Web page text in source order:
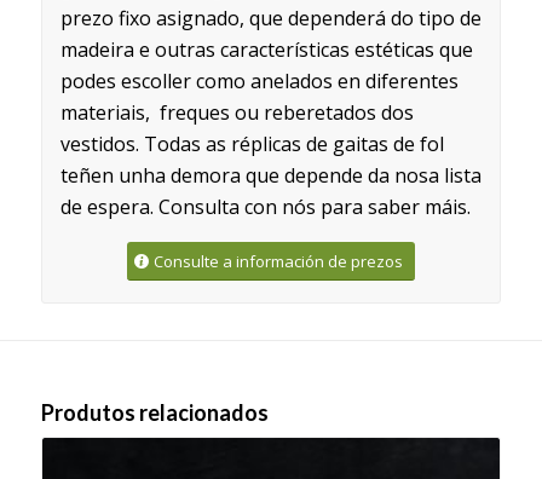
prezo fixo asignado, que dependerá do tipo de
madeira e outras características estéticas que
podes escoller como anelados en diferentes
materiais, freques ou reberetados dos
vestidos. Todas as réplicas de gaitas de fol
teñen unha demora que depende da nosa lista
de espera. Consulta con nós para saber máis.
Consulte a información de prezos
Produtos relacionados